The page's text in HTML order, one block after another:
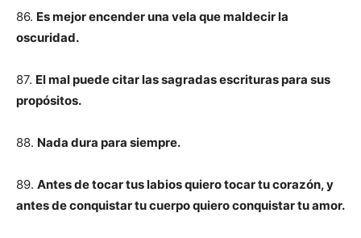
86. Es mejor encender una vela que maldecir la
oscuridad.
87. El mal puede citar las sagradas escrituras para sus
propósitos.
88. Nada dura para siempre.
89. Antes de tocar tus labios quiero tocar tu corazón, y
antes de conquistar tu cuerpo quiero conquistar tu amor.